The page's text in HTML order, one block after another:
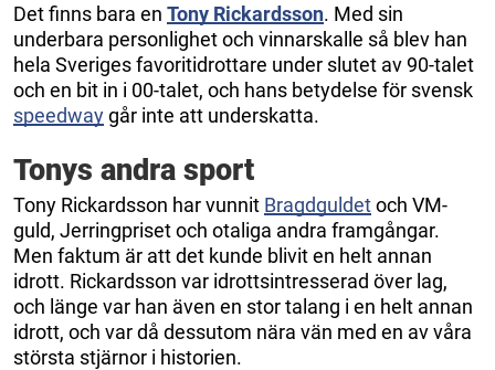
Det finns bara en Tony Rickardsson. Med sin
underbara personlighet och vinnarskalle så blev han
hela Sveriges favoritidrottare under slutet av 90-talet
och en bit in i 00-talet, och hans betydelse för svensk
speedwaygår inte att underskatta.
Tonys andra sport
Tony Rickardsson har vunnit Bragdguldetoch VM-
guld, Jerringpriset och otaliga andra framgångar.
Men faktum är att det kunde blivit en helt annan
idrott. Rickardsson var idrottsintresserad över lag,
och länge var han även en stor talang i en helt annan
idrott, och var då dessutom nära vän med en av våra
största stjärnor i historien.